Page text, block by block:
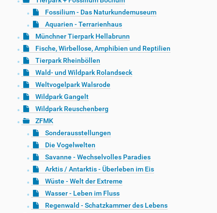
Fossilium - Das Naturkundemuseum
Aquarien - Terrarienhaus
Münchner Tierpark Hellabrunn
Fische, Wirbellose, Amphibien und Reptilien
Tierpark Rheinböllen
Wald- und Wildpark Rolandseck
Weltvogelpark Walsrode
Wildpark Gangelt
Wildpark Reuschenberg
ZFMK
Sonderausstellungen
Die Vogelwelten
Savanne - Wechselvolles Paradies
Arktis / Antarktis - Überleben im Eis
Wüste - Welt der Extreme
Wasser - Leben im Fluss
Regenwald - Schatzkammer des Lebens